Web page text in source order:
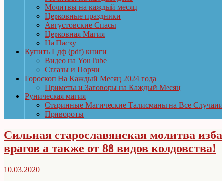
Молитвы на каждый месяц
Церковные праздники
Августовские Спасы
Церковная Магия
На Пасху
Купить Пдф (pdf) книги
Видео на YouTube
Сглазы и Порчи
Гороскоп На Каждый Месяц 2024 года
Приметы и Заговоры на Каждый Месяц
Руническая магия
Старинные Магические Талисманы на Все
Привороты
Сильная старославянская молитва
врагов а также от 88 видов колдовства!
10.03.2020